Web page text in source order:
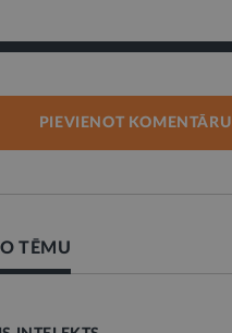
PIEVIENOT KOMENTĀRU
TĒMU